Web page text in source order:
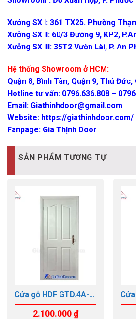
Xưởng SX I: 361 TX25. Phường
Xưởng SX II: 60/3 Đường 9, KP2,
Xưởng SX III: 35T2 Vườn Lài, P. An
Hệ thống Showroom ở HCM:
Quận 8, Bình Tân, Quận 9, Thủ Đức,
Hotline tư vấn: 0796.636.808 –
Email: Giathinhdoor@gmail.com
Website: https://giathinhdoor.com/
Fanpage: Gia Thịnh Door
SẢN PHẨM TƯƠNG TỰ
Cửa gỗ HDF GTD.4A-
C1
2.100.000₫